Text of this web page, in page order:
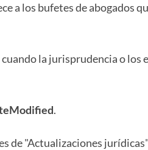
a los bufetes de abogados
la jurisprudencia o los
.
de "Actualizaciones